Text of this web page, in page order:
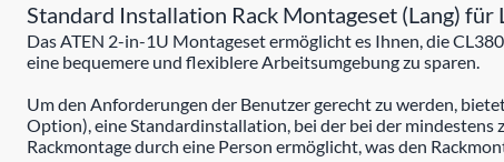
Standard Installation Rack Montageset (Lang)
Das ATEN 2-in-1U Montageset ermöglicht es Ihnen, die
eine bequemere und flexiblere Arbeitsumgebung zu sparen.
Um den Anforderungen der Benutzer gerecht zu werden,
Option), eine Standardinstallation, bei der bei der
Rackmontage durch eine Person ermöglicht, was den